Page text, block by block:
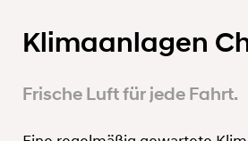
Klimaanlagen
Frische Luft für jede Fahrt.